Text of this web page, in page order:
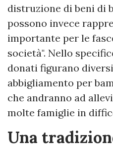
distruzione di beni di
possono invece
importante per le
società". Nello
donati figurano
abbigliamento per
che andranno ad
molte famiglie in
Una